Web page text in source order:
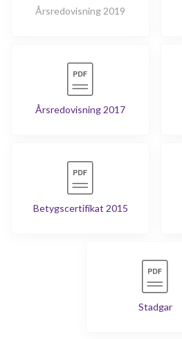
Årsredovisning 2019
Årsredovisning 2017
Betygscertifikat 2015
Stadgar